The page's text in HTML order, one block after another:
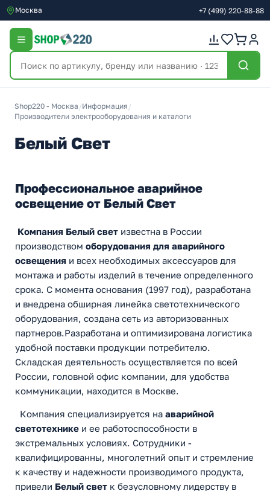
Москва +7 (499) 220-88-88
Shop220 - Москва /Информация /
Производители электрооборудования и каталоги
Белый Свет
Профессиональное аварийное
освещение от Белый Свет
Компания Белый свет известна в России
производством оборудования для аварийного
освещения и всех необходимых аксессуаров для
монтажа и работы изделий в течение определенного
срока. С момента основания (1997 год), разработана
и внедрена обширная линейка светотехнического
оборудования, создана сеть из авторизованных
партнеров.Разработана и оптимизирована логистика
удобной поставки продукции потребителю.
Складская деятельность осуществляется по всей
России, головной офис компании, для удобства
коммуникации, находится в Москве.
Компания специализируется на аварийной
светотехнике и ее работоспособности в
экстремальных условиях. Сотрудники -
квалифицированны, многолетний опыт и стремление
к качеству и надежности производимого продукта,
привели Белый свет к безусловному лидерству в